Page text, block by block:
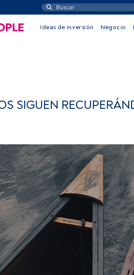
Ideas de inversión Negocio
SIGUEN